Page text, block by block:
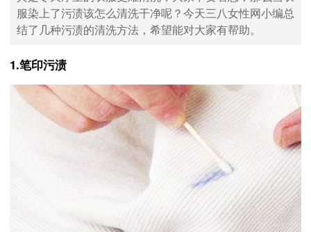
服染上了污渍该怎么清洗干净呢？今天三八女性网小编总
结了几种污渍的清洗方法，希望能对大家有帮助。
1.笔印污渍